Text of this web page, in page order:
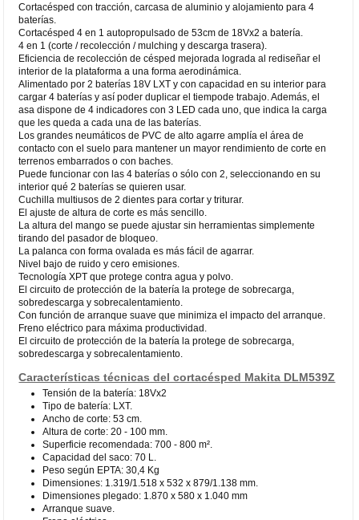
Cortacésped con tracción, carcasa de aluminio y alojamiento para 4
baterías.
Cortacésped 4 en 1 autopropulsado de 53cm de 18Vx2 a batería.
4 en 1 (corte / recolección / mulching y descarga trasera).
Eficiencia de recolección de césped mejorada lograda al rediseñar el
interior de la plataforma a una forma aerodinámica.
Alimentado por 2 baterías 18V LXT y con capacidad en su interior para
cargar 4 baterías y así poder duplicar el tiempode trabajo. Además, el
asa dispone de 4 indicadores con 3 LED cada uno, que indica la carga
que les queda a cada una de las baterías.
Los grandes neumáticos de PVC de alto agarre amplía el área de
contacto con el suelo para mantener un mayor rendimiento de corte en
terrenos embarrados o con baches.
Puede funcionar con las 4 baterías o sólo con 2, seleccionando en su
interior qué 2 baterías se quieren usar.
Cuchilla multiusos de 2 dientes para cortar y triturar.
El ajuste de altura de corte es más sencillo.
La altura del mango se puede ajustar sin herramientas simplemente
tirando del pasador de bloqueo.
La palanca con forma ovalada es más fácil de agarrar.
Nivel bajo de ruido y cero emisiones.
Tecnología XPT que protege contra agua y polvo.
El circuito de protección de la batería la protege de sobrecarga,
sobredescarga y sobrecalentamiento.
Con función de arranque suave que minimiza el impacto del arranque.
Freno eléctrico para máxima productividad.
El circuito de protección de la batería la protege de sobrecarga,
sobredescarga y sobrecalentamiento.
Características técnicas del cortacésped Makita DLM539Z
Tensión de la batería: 18Vx2
Tipo de batería: LXT.
Ancho de corte: 53 cm.
Altura de corte: 20 - 100 mm.
Superficie recomendada: 700 - 800 m².
Capacidad del saco: 70 L.
Peso según EPTA: 30,4 Kg
Dimensiones: 1.319/1.518 x 532 x 879/1.138 mm.
Dimensiones plegado: 1.870 x 580 x 1.040 mm
Arranque suave.